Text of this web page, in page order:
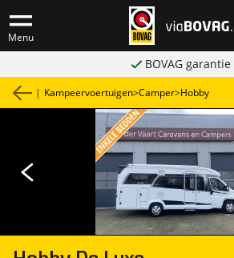
Menu
BOVAG garantie
| Kampeervoertuigen>Camper>Hobby